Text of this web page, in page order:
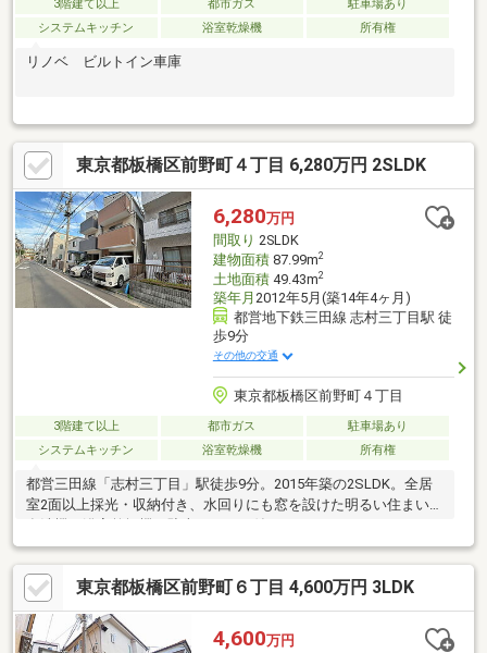
3階建て以上 都市ガス
駐車場あり
システムキッチン
浴室乾燥機 所有権
リノベ ビルトイン車庫
東京都板橋区前野町４丁目 6,280万円 2SLDK
6,280万円
間取り 2SLDK
建物面積87.99m2
土地面積49.43m2
築年月 2012年5月(築14年4ヶ月)
都営地下鉄三田線 志村三丁目駅 徒
歩9分
その他の交通
東京都板橋区前野町４丁目
3階建て以上 都市ガス
駐車場あり
システムキッチン
浴室乾燥機 所有権
都営三田線「志村三丁目」駅徒歩9分。2015年築の2SLDK。全居
室2面以上採光・収納付き、水回りにも窓を設けた明るい住まい。
東京都板橋区前野町６丁目 4,600万円 3LDK
4,600万円